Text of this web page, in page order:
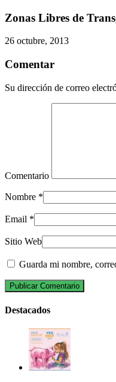
Zonas Libres de
26 octubre, 2013
Comentar
Su dirección de correo
Comentario
Nombre *
Email *
Sitio Web
Guarda mi nombre,
Destacados